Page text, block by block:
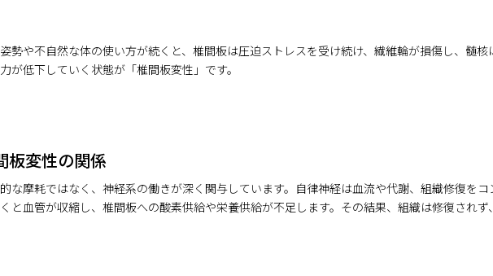
勢や不自然な体の使い方が続くと、椎間板は圧迫ストレスを受け続け、繊維輪が損傷し、髄
が低下していく状態が「椎間板変性」です。
変性の関係
な摩耗ではなく、神経系の働きが深く関与しています。自律神経は血流や代謝、組織修復を
と血管が収縮し、椎間板への酸素供給や栄養供給が不足します。その結果、組織は修復され